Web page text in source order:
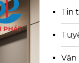
Tin
Văn